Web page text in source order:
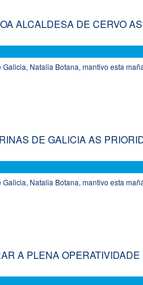
ALCALDESA DE CERVO
Natalia Botana, mantivo esta
DE GALICIA AS
Natalia Botana, mantivo esta
A PLENA